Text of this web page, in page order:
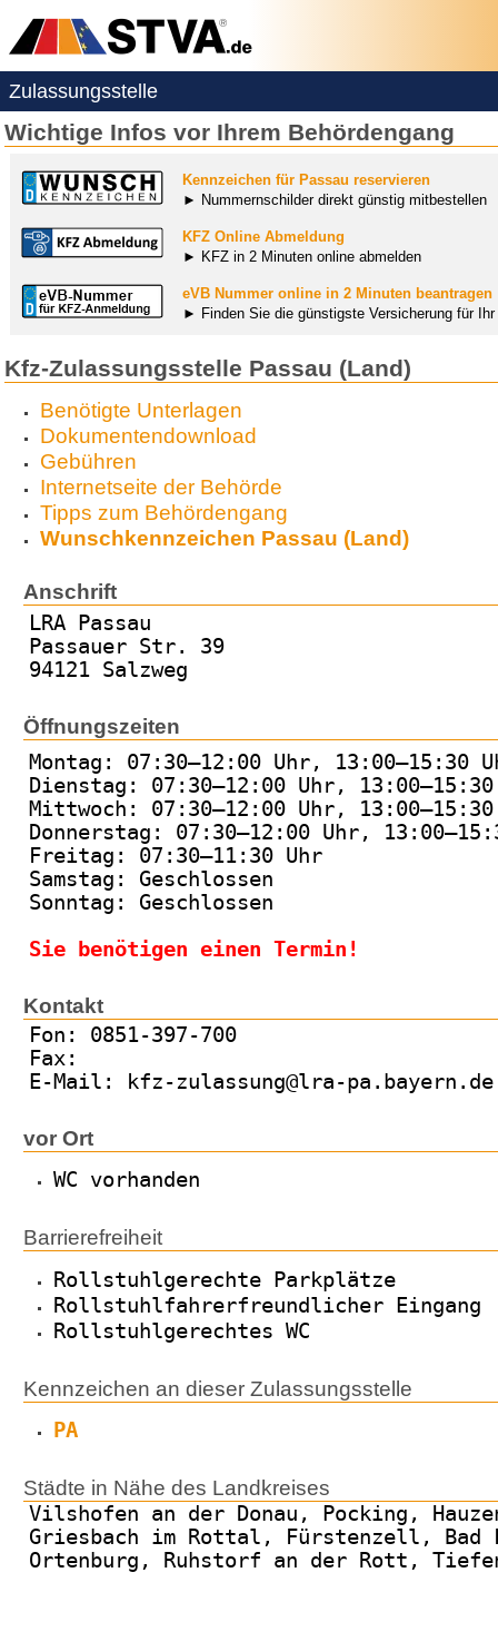
Zulassungsstelle
Wichtige Infos vor Ihrem Behördengang
Kennzeichen für Passau reservieren
► Nummernschilder direkt günstig mitbestellen
KFZ Online Abmeldung
► KFZ in 2 Minuten online abmelden
eVB Nummer online in 2 Minuten beantragen
► Finden Sie die günstigste Versicherung für
Kfz-Zulassungsstelle Passau (Land)
Benötigte Unterlagen
Dokumentendownload
Gebühren
Internetseite der Behörde
Tipps zum Behördengang
Wunschkennzeichen Passau (Land)
Anschrift
LRA Passau
Passauer Str. 39
94121 Salzweg
Öffnungszeiten
Montag: 07:30–12:00 Uhr, 13:00–15:30
Dienstag: 07:30–12:00 Uhr,
Mittwoch: 07:30–12:00 Uhr,
Donnerstag: 07:30–12:00 Uhr,
Freitag: 07:30–11:30 Uhr
Samstag: Geschlossen
Sonntag: Geschlossen
Sie benötigen einen Termin!
Kontakt
Fon: 0851-397-700
Fax:
E-Mail: kfz-zulassung@lra-pa.bayern.de
vor Ort
WC vorhanden
Barrierefreiheit
Rollstuhlgerechte Parkplätze
Rollstuhlfahrerfreundlicher Eingang
Rollstuhlgerechtes WC
Kennzeichen an dieser Zulassungsstelle
PA
Städte in Nähe des Landkreises
Vilshofen an der Donau, Pocking,
Griesbach im Rottal, Fürstenzell, Bad
Ortenburg, Ruhstorf an der Rott,